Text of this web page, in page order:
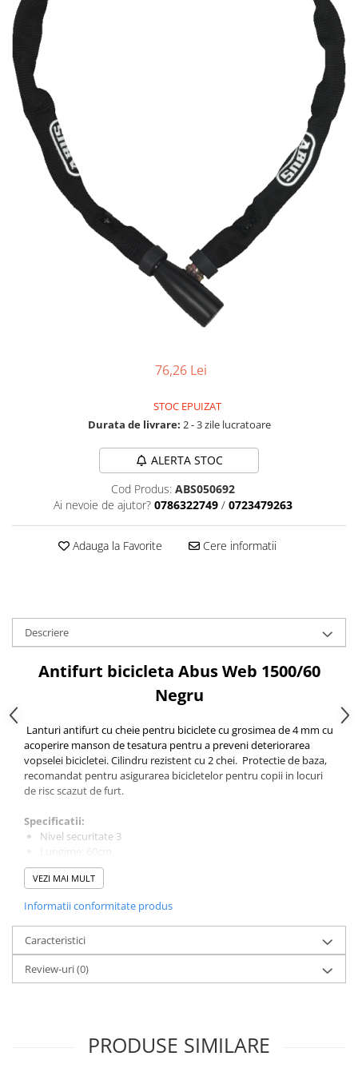
Accesorii biciclete
Scaun bicicleta copii
Chei si scule bicicleta
Portbagaj bicicleta
Antifurt bicicleta
Cosuri bicicleta
Pompa bicicleta
Produse intretinere bicicleta
Accesorii biciclete copii
Claxon bicicleta
Bidoane si suporti bicicleta
Anvelopa bicicleta
Camera bicicleta
Pinioane
Mansoane si ghidolina
Ghidoane bicicleta
Pipe ghidon
Furci bicicleta
Cabluri si camasi
Frana bicicleta
Placute frana bicicleta
Discuri frana bicicleta
Adaptoare frana bicicleta
Frane pe disc
Frane pe janta
Accesorii frane bicicleta
Roti bicicleta
76,26 Lei
STOC EPUIZAT
Durata de livrare: 2 - 3 zile lucratoare
ALERTA STOC
Cod Produs: ABS050692
Ai nevoie de ajutor? 0786322749 / 0723479263
Adauga la Favorite Cere informatii
Descriere
Antifurt bicicleta Abus Web 1500/60
Negru
Lanturi antifurt cu cheie pentru biciclete cu grosimea de 4 mm cu
acoperire manson de tesatura pentru a preveni deteriorarea
vopselei bicicletei. Cilindru rezistent cu 2 chei. Protectie de baza,
recomandat pentru asigurarea bicicletelor pentru copii in locuri
de risc scazut de furt.
Specificatii:
Nivel securitate 3
Diametru: 4mm
Greutate 230 grame
Culoare: Negru
VEZI MAI MULT
Informatii conformitate produs
Caracteristici
Review-uri(0)
PRODUSE SIMILARE